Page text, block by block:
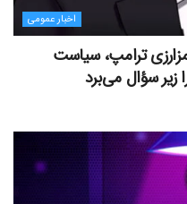
اخبار عمومی
ترامپ، سیاست
سؤال می‌برد